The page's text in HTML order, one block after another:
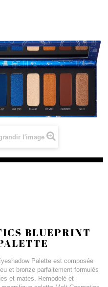
l'image
BLUEPRINT
Palette est composée
et bronze parfaitement formulés
et mates. Remodelé et